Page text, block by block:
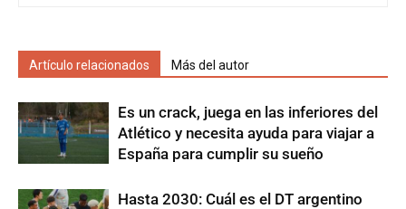
Artículo relacionados Más del autor
Es un crack, juega en las inferiores del
Atlético y necesita ayuda para viajar a
España para cumplir su sueño
Hasta 2030: Cuál es el DT argentino